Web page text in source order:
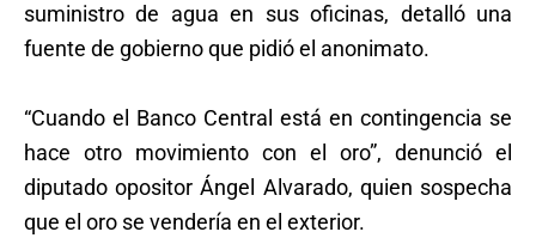
suministro de agua en sus oficinas, detalló una
fuente de gobierno que pidió el anonimato.
“Cuando el Banco Central está en contingencia se
hace otro movimiento con el oro”, denunció el
diputado opositor Ángel Alvarado, quien sospecha
que el oro se vendería en el exterior.